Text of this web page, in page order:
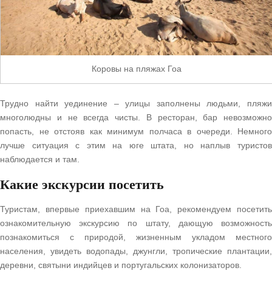
Коровы на пляжах Гоа
Трудно найти уединение – улицы заполнены людьми, пляжи
многолюдны и не всегда чисты. В ресторан, бар невозможно
попасть, не отстояв как минимум полчаса в очереди. Немного
лучше ситуация с этим на юге штата, но наплыв туристов
наблюдается и там.
Какие экскурсии посетить
Туристам, впервые приехавшим на Гоа, рекомендуем посетить
ознакомительную экскурсию по штату, дающую возможность
познакомиться с природой, жизненным укладом местного
населения, увидеть водопады, джунгли, тропические плантации,
деревни, святыни индийцев и португальских колонизаторов.